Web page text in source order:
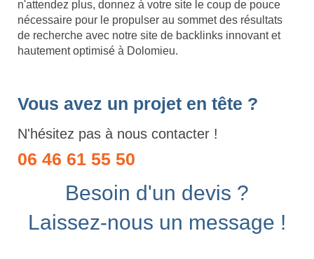
n'attendez plus, donnez à votre site le coup de pouce
nécessaire pour le propulser au sommet des résultats
de recherche avec notre site de backlinks innovant et
hautement optimisé à Dolomieu.
Vous avez un projet en tête ?
N'hésitez pas à nous contacter !
06 46 61 55 50
Besoin d'un devis ?
Laissez-nous un message !